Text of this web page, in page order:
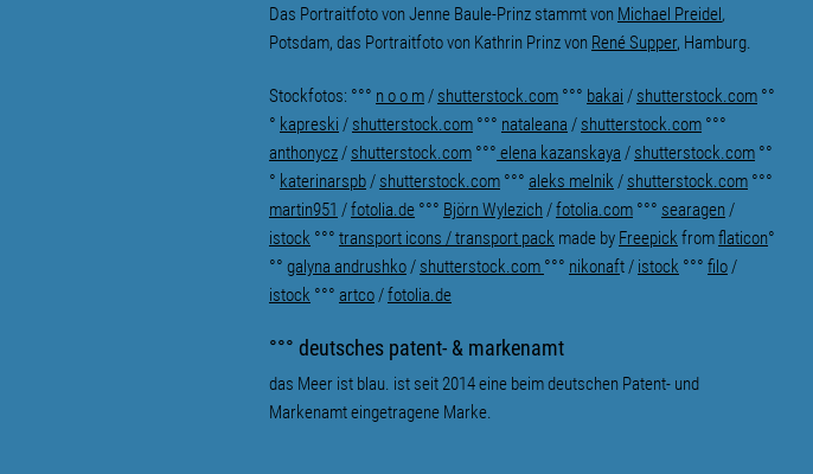
Das Portraitfoto von Jenne Baule-Prinz stammt von Michael Preidel,
Potsdam, das Portraitfoto von Kathrin Prinz von René Supper, Hamburg.
Stockfotos: °°° n o o m/ shutterstock.com °°° bakai / shutterstock.com °°
° kapreski / shutterstock.com °°° nataleana / shutterstock.com °°°
anthonycz/ shutterstock.com °°° elena kazanskaya / shutterstock.com °°
° katerinarspb/ shutterstock.com °°° aleks melnik / shutterstock.com °°°
martin951 /fotolia.de °°° Björn Wylezich/fotolia.com °°° searagen/
istock °°° transport icons /transport pack made by Freepick fromflaticon°
°° galyna andrushko/ shutterstock.com °°° nikonaft/ istock °°° filo/
istock °°° artco/fotolia.de
°°° deutsches patent- & markenamt
das Meer ist blau. ist seit 2014 eine beim deutschen Patent- und
Markenamt eingetragene Marke.